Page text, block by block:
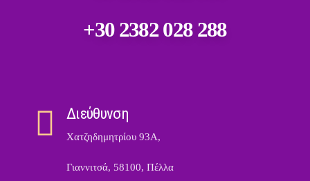
+30 2382 028 288
Διεύθυνση
Χατζηδημητρίου 93Α,
Γιαννιτσά, 58100, Πέλλα